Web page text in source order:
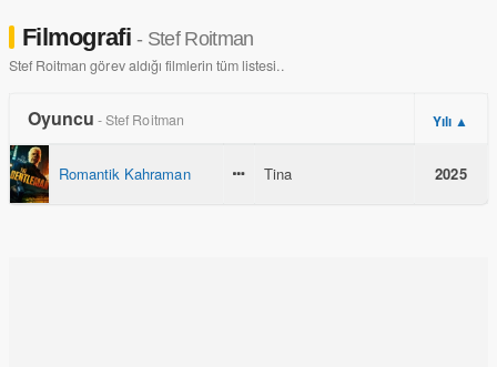
Filmografi- Stef Roitman
Stef Roitman görev aldığı filmlerin tüm listesi..
Oyuncu - Stef Roitman Yılı ▲
Romantik Kahraman Tina 2025